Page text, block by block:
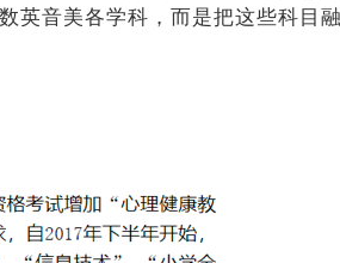
英音美各学科，而是把这些科目融